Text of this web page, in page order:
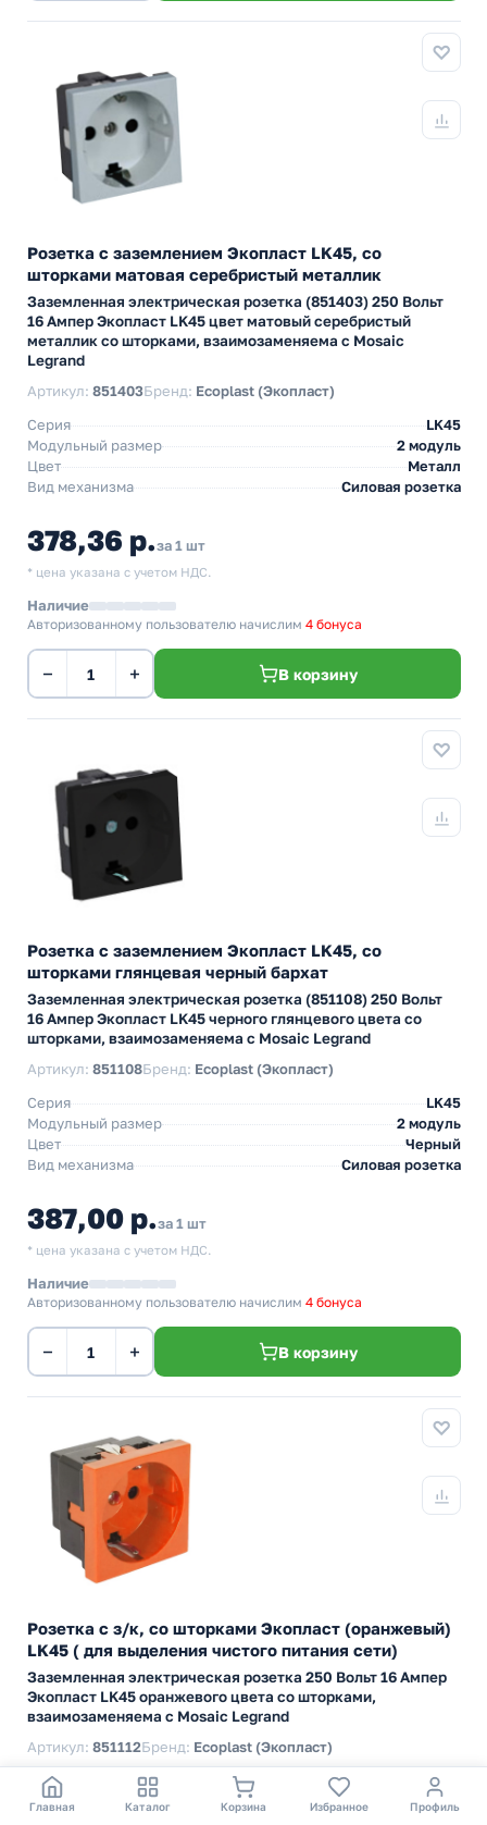
Розетка с заземлением Экопласт LK45, со
шторками матовая серебристый металлик
Заземленная электрическая розетка (851403) 250 Вольт
16 Ампер Экопласт LK45 цвет матовый серебристый
металлик со шторками, взаимозаменяема с Mosaic
Legrand
Артикул: 851403Бренд: Ecoplast (Экопласт)
Серия
LK45
Модульный размер
2 модуль
Цвет
Металл
Вид механизма
Силовая розетка
378,36 р.за 1 шт
* цена указана с учетом НДС.
Наличие
Авторизованному пользователю начислим 4 бонуса
− + В корзину
Розетка с заземлением Экопласт LK45, со
шторками глянцевая черный бархат
Заземленная электрическая розетка (851108) 250 Вольт
16 Ампер Экопласт LK45 черного глянцевого цвета со
шторками, взаимозаменяема с Mosaic Legrand
Артикул: 851108Бренд: Ecoplast (Экопласт)
Серия
LK45
Модульный размер
2 модуль
Цвет
Черный
Вид механизма
Силовая розетка
387,00 р.за 1 шт
* цена указана с учетом НДС.
Наличие
Авторизованному пользователю начислим 4 бонуса
− + В корзину
Розетка с з/к, со шторками Экопласт (оранжевый)
LK45 ( для выделения чистого питания сети)
Заземленная электрическая розетка 250 Вольт 16 Ампер
Экопласт LK45 оранжевого цвета со шторками,
взаимозаменяема с Mosaic Legrand
Артикул: 851112Бренд: Ecoplast (Экопласт)
Серия
LK45
Модульный размер
2 модуль
Главная Каталог Корзина Избранное Профиль